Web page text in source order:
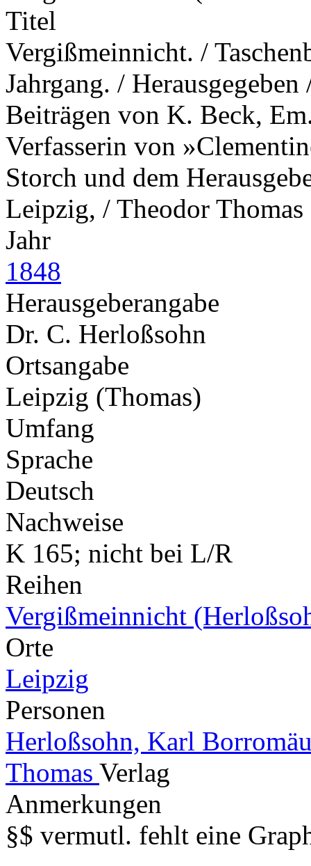
Titel
Vergißmeinnicht. /
Jahrgang. /
Beiträgen von K. Beck,
Verfasserin von
Storch und dem
Leipzig, / Theodor Thomas
Jahr
1848
Herausgeberangabe
Dr. C. Herloßsohn
Ortsangabe
Leipzig (Thomas)
Umfang
Sprache
Deutsch
Nachweise
K 165; nicht bei L/R
Reihen
Vergißmeinnicht
Orte
Leipzig
Personen
Herloßsohn, Karl
Thomas Verlag
Anmerkungen
§$ vermutl. fehlt eine